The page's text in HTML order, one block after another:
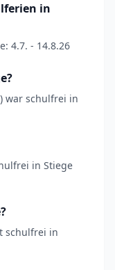
in
4.7. - 14.8.26
war schulfrei in
in Stiege
schulfrei in